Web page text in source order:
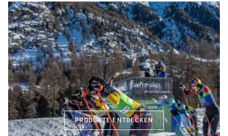
PRODUKTE ENTDECKEN